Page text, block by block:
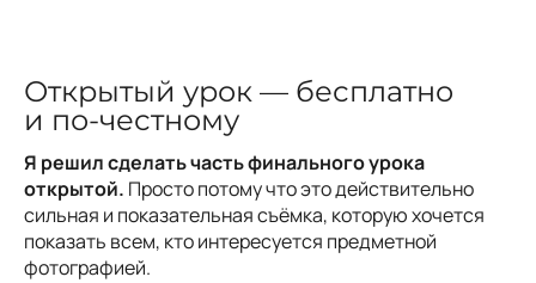
Открытый урок — бесплатно
и по-честному
Я решил сделать часть финального урока
открытой. Просто потому что это действительно
сильная и показательная съёмка, которую хочется
показать всем, кто интересуется предметной
фотографией.